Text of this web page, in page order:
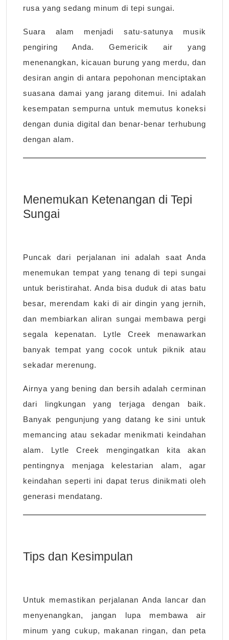
rusa yang sedang minum di tepi sungai.
Suara alam menjadi satu-satunya musik
pengiring Anda. Gemericik air yang
menenangkan, kicauan burung yang merdu, dan
desiran angin di antara pepohonan menciptakan
suasana damai yang jarang ditemui. Ini adalah
kesempatan sempurna untuk memutus koneksi
dengan dunia digital dan benar-benar terhubung
dengan alam.
Menemukan Ketenangan di Tepi
Sungai
Puncak dari perjalanan ini adalah saat Anda
menemukan tempat yang tenang di tepi sungai
untuk beristirahat. Anda bisa duduk di atas batu
besar, merendam kaki di air dingin yang jernih,
dan membiarkan aliran sungai membawa pergi
segala kepenatan. Lytle Creek menawarkan
banyak tempat yang cocok untuk piknik atau
sekadar merenung.
Airnya yang bening dan bersih adalah cerminan
dari lingkungan yang terjaga dengan baik.
Banyak pengunjung yang datang ke sini untuk
memancing atau sekadar menikmati keindahan
alam. Lytle Creek mengingatkan kita akan
pentingnya menjaga kelestarian alam, agar
keindahan seperti ini dapat terus dinikmati oleh
generasi mendatang.
Tips dan Kesimpulan
Untuk memastikan perjalanan Anda lancar dan
menyenangkan, jangan lupa membawa air
minum yang cukup, makanan ringan, dan peta